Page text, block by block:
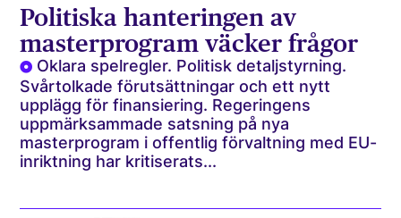
Politiska hanteringen av
masterprogram väcker frågor
Oklara spelregler. Politisk detaljstyrning.
Svårtolkade förutsättningar och ett nytt
upplägg för finansiering. Regeringens
uppmärksammade satsning på nya
masterprogram i offentlig förvaltning med EU-
inriktning har kritiserats...